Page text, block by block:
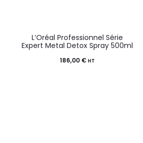
L’Oréal Professionnel Série
Expert Metal Detox Spray 500ml
186,00 € HT